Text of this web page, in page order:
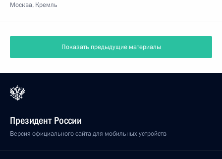
Москва, Кремль
Показать предыдущие материалы
Президент России
Версия официального сайта для мобильных устройств